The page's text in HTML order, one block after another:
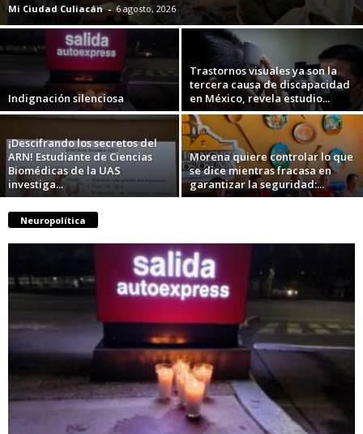
Mi Ciudad Culiacán - 6 agosto, 2026
Indignación silenciosa
Trastornos visuales ya son la
tercera causa de discapacidad
en México, revela estudio...
¡Descifrando los secretos del
ARN! Estudiante de Ciencias
Biomédicas de la UAS
investiga...
Morena quiere controlar lo que
se dice mientras fracasa en
garantizar la seguridad:...
Neuropolítica